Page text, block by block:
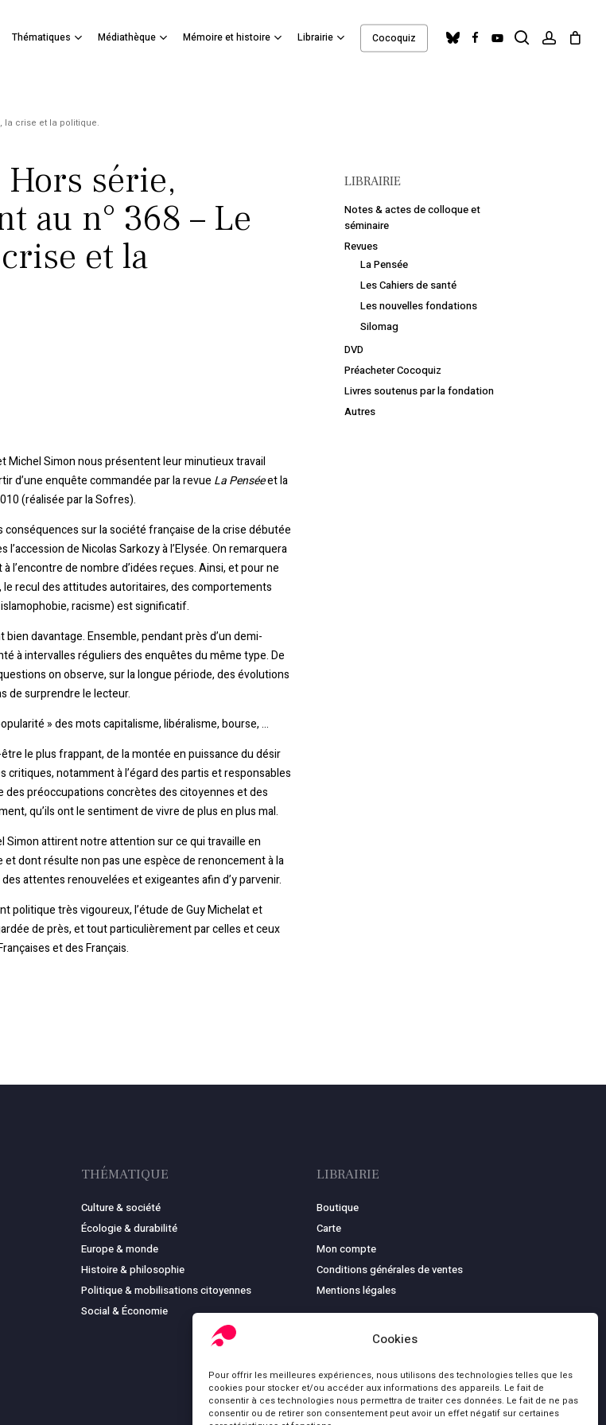
Cookies
Pour offrir les meilleures expériences, nous utilisons des technologies telles que les
cookies pour stocker et/ou accéder aux informations des appareils. Le fait de
consentir à ces technologies nous permettra de traiter ces données. Le fait de ne pas
consentir ou de retirer son consentement peut avoir un effet négatif sur certaines
Thématiques Médiathèque Mémoire et histoire Librairie Cocoquiz blueskyfacebookyoutube searchaccount
Panier Close
Cart
la crise et la politique.
Hors série,
au n° 368 – Le
et la
Michel Simon nous présentent leur minutieux travail
d’une enquête commandée par la revue La Penséeet la
(réalisée par la Sofres).
conséquences sur la société française de la crise débutée
de Nicolas Sarkozy à l’Elysée. On remarquera
l’encontre de nombre d’idées reçues. Ainsi, et pour ne
le recul des attitudes autoritaires, des comportements
racisme) est significatif.
davantage. Ensemble, pendant près d’un demi-
à intervalles réguliers des enquêtes du même type. De
on observe, sur la longue période, des évolutions
de surprendre le lecteur.
» des mots capitalisme, libéralisme, bourse, …
le plus frappant, de la montée en puissance du désir
notamment à l’égard des partis et responsables
des préoccupations concrètes des citoyennes et des
qu’ils ont le sentiment de vivre de plus en plus mal.
Simon attirent notre attention sur ce qui travaille en
dont résulte non pas une espèce de renoncement à la
attentes renouvelées et exigeantes afin d’y parvenir.
politique très vigoureux, l’étude de Guy Michelat et
de près, et tout particulièrement par celles et ceux
et des Français.
LIBRAIRIE
Notes & actes de colloque et
séminaire
Revues
La Pensée
Les Cahiers de santé
Les nouvelles fondations
Silomag
DVD
Préacheter Cocoquiz
Livres soutenus par la fondation
Autres
THÉMATIQUE
Culture & société
Écologie & durabilité
Europe & monde
Histoire & philosophie
Politique & mobilisations citoyennes
Social & Économie
LIBRAIRIE
Boutique
Carte
Mon compte
Conditions générales de ventes
Mentions légales